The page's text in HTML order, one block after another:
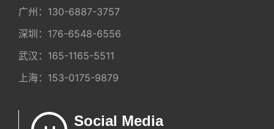
客服：4001886006
北京：
130-0100-0118
天津：
176-0225-9808
深圳：176-6548-6556